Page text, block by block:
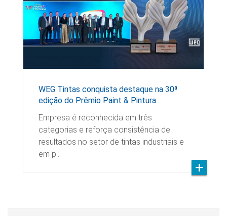
WEG Tintas conquista destaque na 30ª
edição do Prêmio Paint & Pintura
Empresa é reconhecida em três
categorias e reforça consistência de
resultados no setor de tintas industriais e
em p…